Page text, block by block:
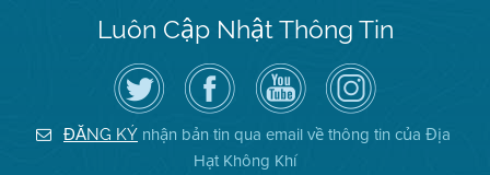
Luôn Cập Nhật Thông Tin
Hãy
theo
dõi
Địa
Hạt
Không
Truy
cập
Trang
Facebook
của
Địa
Hạt
Kênh
YouTube
của
Địa
Hạt
Không
Khí
Air
District
on
Instagram
ĐĂNG KÝ nhận bản tin qua email về thông tin của Địa
Hạt Không Khí